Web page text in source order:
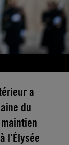
a
du
l’Élysée